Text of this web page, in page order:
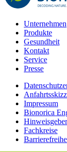
Unternehmen
Produkte
Gesundheit
Kontakt
Service
Presse
Impressum
Bionorica
Fachkreise